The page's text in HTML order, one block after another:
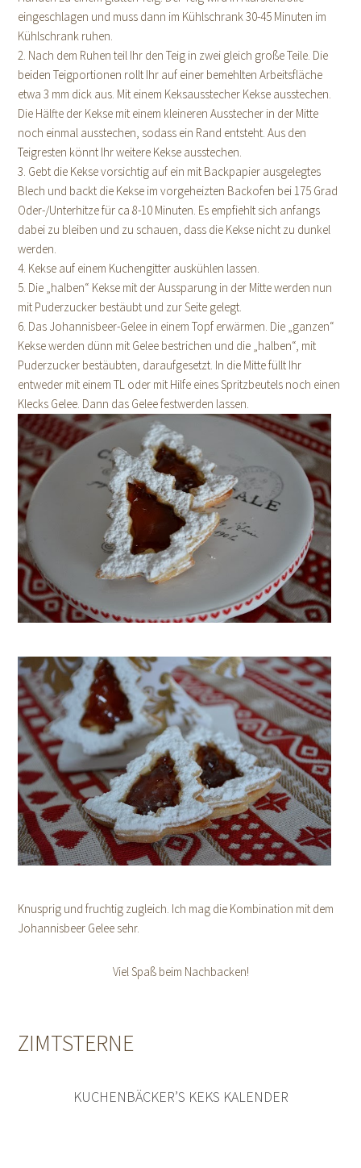
eingeschlagen und muss dann im Kühlschrank 30-45 Minuten im
Kühlschrank ruhen.
2. Nach dem Ruhen teil Ihr den Teig in zwei gleich große Teile. Die
beiden Teigportionen rollt Ihr auf einer bemehlten Arbeitsfläche
etwa 3 mm dick aus. Mit einem Keksausstecher Kekse ausstechen.
Die Hälfte der Kekse mit einem kleineren Ausstecher in der Mitte
noch einmal ausstechen, sodass ein Rand entsteht. Aus den
Teigresten könnt Ihr weitere Kekse ausstechen.
3. Gebt die Kekse vorsichtig auf ein mit Backpapier ausgelegtes
Blech und backt die Kekse im vorgeheizten Backofen bei 175 Grad
Oder-/Unterhitze für ca 8-10 Minuten. Es empfiehlt sich anfangs
dabei zu bleiben und zu schauen, dass die Kekse nicht zu dunkel
werden.
4. Kekse auf einem Kuchengitter auskühlen lassen.
5. Die „halben“ Kekse mit der Aussparung in der Mitte werden nun
mit Puderzucker bestäubt und zur Seite gelegt.
6. Das Johannisbeer-Gelee in einem Topf erwärmen. Die „ganzen“
Kekse werden dünn mit Gelee bestrichen und die „halben“, mit
Puderzucker bestäubten, daraufgesetzt. In die Mitte füllt Ihr
entweder mit einem TL oder mit Hilfe eines Spritzbeutels noch einen
Klecks Gelee. Dann das Gelee festwerden lassen.
Knusprig und fruchtig zugleich. Ich mag die Kombination mit dem
Johannisbeer Gelee sehr.
Viel Spaß beim Nachbacken!
ZIMTSTERNE
KUCHENBÄCKER’S KEKS KALENDER